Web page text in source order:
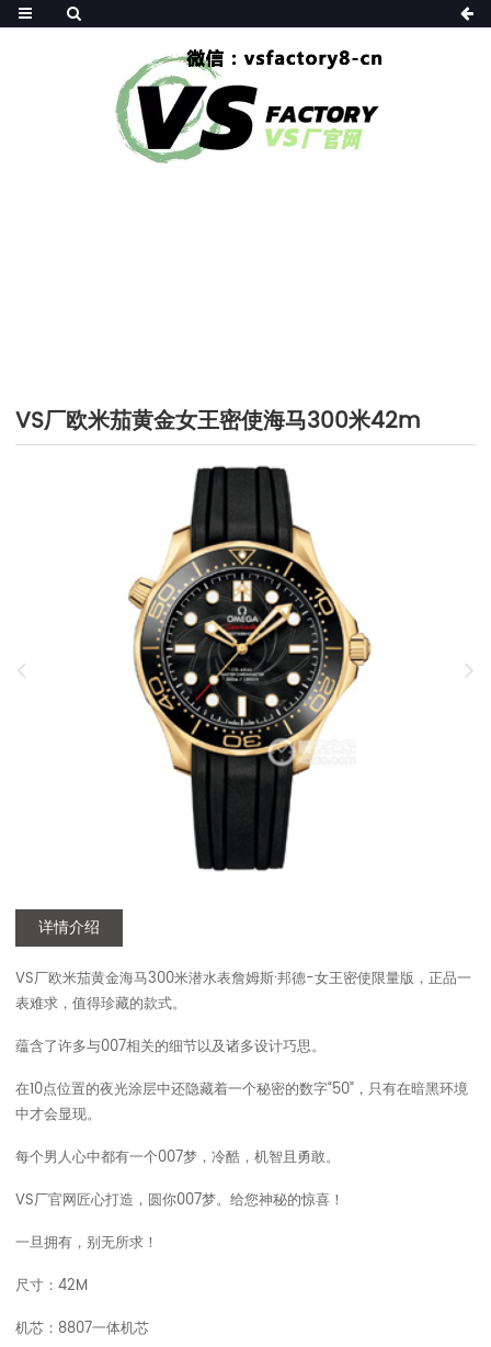
VS厂欧米茄黄金女王密使海马300米42m
详情介绍
VS厂欧米茄黄金海马300米潜水表詹姆斯·邦德-女王密使限量版，正品一
表难求，值得珍藏的款式。
蕴含了许多与007相关的细节以及诸多设计巧思。
在10点位置的夜光涂层中还隐藏着一个秘密的数字“50”，只有在暗黑环境
中才会显现。
每个男人心中都有一个007梦，冷酷，机智且勇敢。
VS厂官网匠心打造，圆你007梦。给您神秘的惊喜！
一旦拥有，别无所求！
尺寸：42M
机芯：8807一体机芯